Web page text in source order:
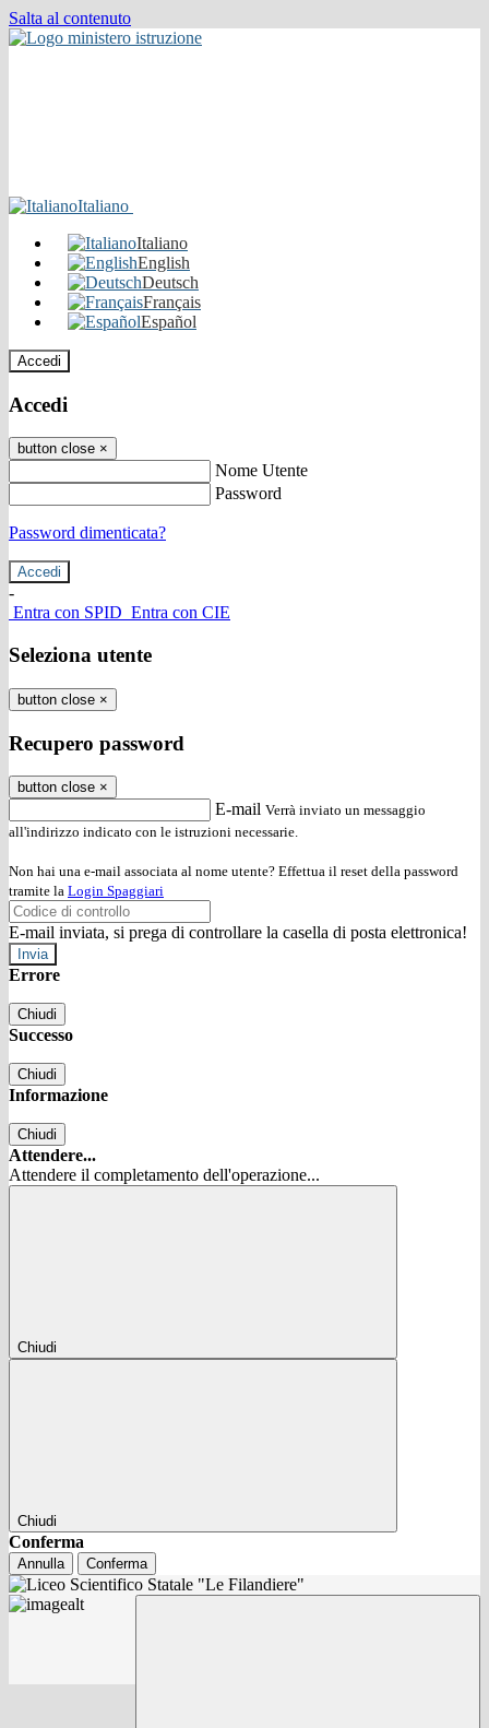
Salta al contenuto
Italiano
Italiano
English
Deutsch
Français
Español
Accedi
Accedi
button close ×
Nome Utente
Password
Password dimenticata?
-
Entra con SPID Entra con CIE
Seleziona utente
button close ×
Recupero password
button close ×
E-mail Verrà inviato un messaggio
all'indirizzo indicato con le istruzioni necessarie.
Non hai una e-mail associata al nome utente? Effettua il reset della password
tramite la Login Spaggiari
E-mail inviata, si prega di controllare la casella di posta elettronica!
Errore
Chiudi
Successo
Chiudi
Informazione
Chiudi
Attendere...
Attendere il completamento dell'operazione...
Chiudi
Chiudi
Conferma
Annulla Conferma